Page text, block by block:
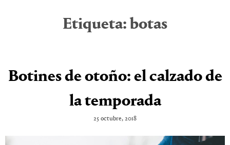
Etiqueta: botas
Botines de otoño: el calzado de
la temporada
25 octubre, 2018